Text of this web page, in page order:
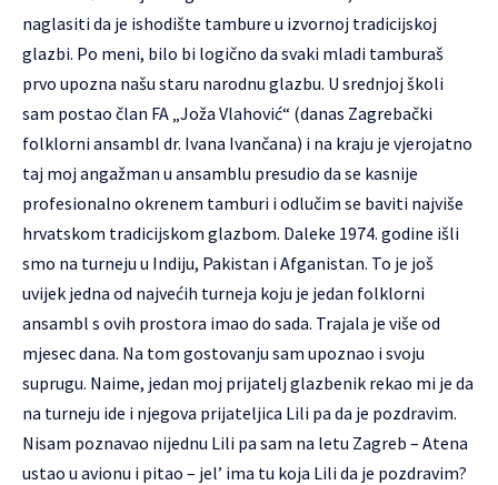
naglasiti da je ishodište tambure u izvornoj tradicijskoj
glazbi. Po meni, bilo bi logično da svaki mladi tamburaš
prvo upozna našu staru narodnu glazbu. U srednjoj školi
sam postao član FA „Joža Vlahović“ (danas Zagrebački
folklorni ansambl dr. Ivana Ivančana) i na kraju je vjerojatno
taj moj angažman u ansamblu presudio da se kasnije
profesionalno okrenem tamburi i odlučim se baviti najviše
hrvatskom tradicijskom glazbom. Daleke 1974. godine išli
smo na turneju u Indiju, Pakistan i Afganistan. To je još
uvijek jedna od najvećih turneja koju je jedan folklorni
ansambl s ovih prostora imao do sada. Trajala je više od
mjesec dana. Na tom gostovanju sam upoznao i svoju
suprugu. Naime, jedan moj prijatelj glazbenik rekao mi je da
na turneju ide i njegova prijateljica Lili pa da je pozdravim.
Nisam poznavao nijednu Lili pa sam na letu Zagreb – Atena
ustao u avionu i pitao – jel’ ima tu koja Lili da je pozdravim?